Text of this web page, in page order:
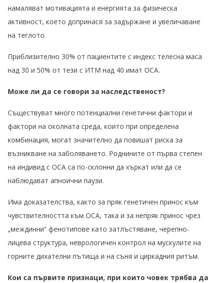
намаляват мотивацията и енергията за физическа
активност, което допринася за задържане и увеличаване
на теглото.
Приблизително 30% от пациентите с индекс телесна маса
над 30 и 50% от тези с ИТМ над 40 имат ОСА.
Може ли да се говори за наследственост?
Съществуват много потенциални генетични фактори и
фактори на околната среда, които при определена
комбинация, могат значително да повишат риска за
възникване на заболяването. Роднините от първа степен
на индивид с OСA са по-склонни да хъркат или да се
наблюдават апноични паузи.
Има доказателства, както за пряк генетичен принос към
чувствителността към OСA, така и за непряк принос чрез
„междинни“ фенотипове като затлъстяване, черепно-
лицева структура, неврологичен контрол на мускулите на
горните дихателни пътища и на съня и циркадния ритъм.
Кои са първите признаци, при които човек трябва да